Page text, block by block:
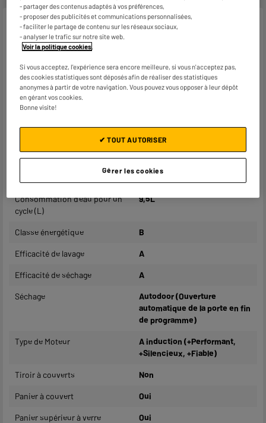
Caractéristiques
Marque
Type de pose Full intégrable
Nombre de couverts 14
Niveau sonore (dB)
Programme différé Départ différé
Consommation d'eau pour un
cycle (L)
9,5L
Classe énergétique B
Efficacité de lavage A
Efficacité de séchage A
Séchage
Autodoor (Ouverture
automatique de la porte en fin
de programme)
Type de Moteur
A induction (+Performant,
+Silencieux, +Fiable)
Tiroir à couverts Non
Panier à couvert Oui
Panier supérieur à verre
Oui
- partager des contenus adaptés à vos préférences,
- proposer des publicités et communications personnalisées,
- faciliter le partage de contenu sur les réseaux sociaux,
- analyser le trafic sur notre site web.
Voir la politique cookies.
Si vous acceptez, l'expérience sera encore meilleure, si vous n'acceptez pas,
des cookies statistiques sont déposés afin de réaliser des statistiques
anonymes à partir de votre navigation. Vous pouvez vous opposer à leur dépôt
en gérant vos cookies.
Bonne visite!
Gérer les cookies
✔ TOUT AUTORISER